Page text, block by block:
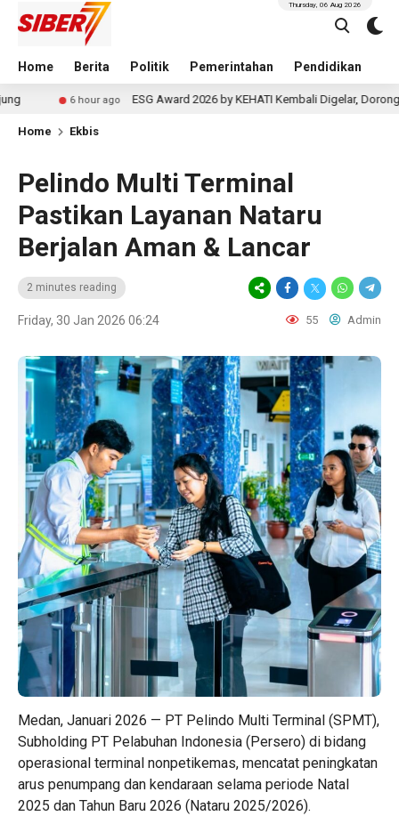
Home Berita Politik Pemerintahan Pendidikan
Thursday, 06 Aug 2026
6 hour ago ESG Award 2026 by KEHATI Kembali Digelar, Dorong ESG
Home Ekbis
Pelindo Multi Terminal
Pastikan Layanan Nataru
Berjalan Aman & Lancar
2 minutes reading
Friday, 30 Jan 2026 06:24 55 Admin
Medan, Januari 2026 — PT Pelindo Multi Terminal (SPMT),
Subholding PT Pelabuhan Indonesia (Persero) di bidang
operasional terminal nonpetikemas, mencatat peningkatan
arus penumpang dan kendaraan selama periode Natal
2025 dan Tahun Baru 2026 (Nataru 2025/2026).